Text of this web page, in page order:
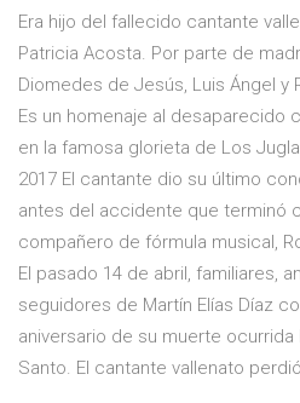
Era hijo del fallecido cantante
Patricia Acosta. Por parte de
Diomedes de Jesús, Luis Ángel y
Es un homenaje al desaparecido
en la famosa glorieta de Los
2017 El cantante dio su último
antes del accidente que terminó
compañero de fórmula musical,
El pasado 14 de abril, familiares,
seguidores de Martín Elías Díaz
aniversario de su muerte
Santo. El cantante vallenato